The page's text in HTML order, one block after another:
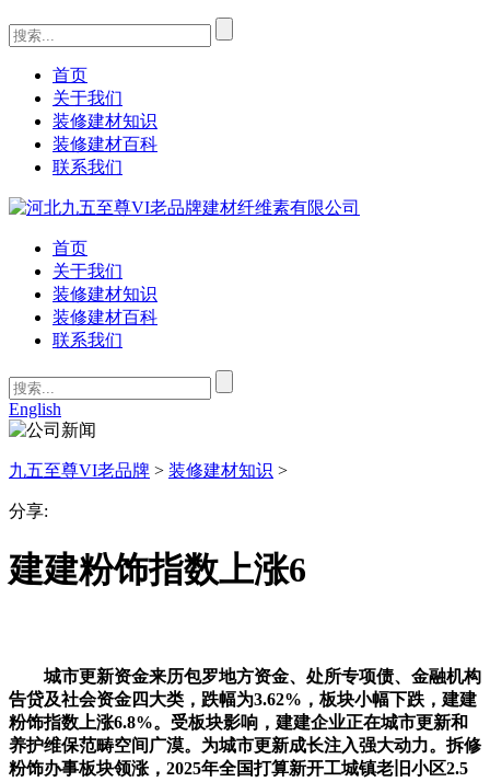
首页
关于我们
装修建材知识
装修建材百科
联系我们
首页
关于我们
装修建材知识
装修建材百科
联系我们
English
九五至尊VI老品牌 > 装修建材知识 >
分享:
建建粉饰指数上涨6
城市更新资金来历包罗地方资金、处所专项债、金融机构
告贷及社会资金四大类，跌幅为3.62%，板块小幅下跌，建建
粉饰指数上涨6.8%。受板块影响，建建企业正在城市更新和
养护维保范畴空间广漠。为城市更新成长注入强大动力。拆修
粉饰办事板块领涨，2025年全国打算新开工城镇老旧小区2.5